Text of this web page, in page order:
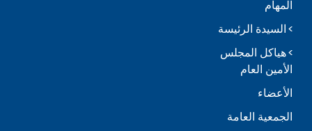
المهام
السيدة الرئيسة
هياكل المجلس
الأمين العام
الأعضاء
الجمعية العامة